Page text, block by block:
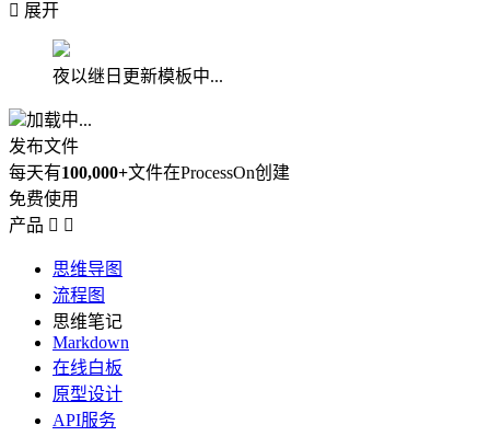
 展开
夜以继日更新模板中...
加载中...
发布文件
每天有100,000+文件在ProcessOn创建
免费使用
产品  
思维导图
流程图
思维笔记
Markdown
在线白板
原型设计
API服务